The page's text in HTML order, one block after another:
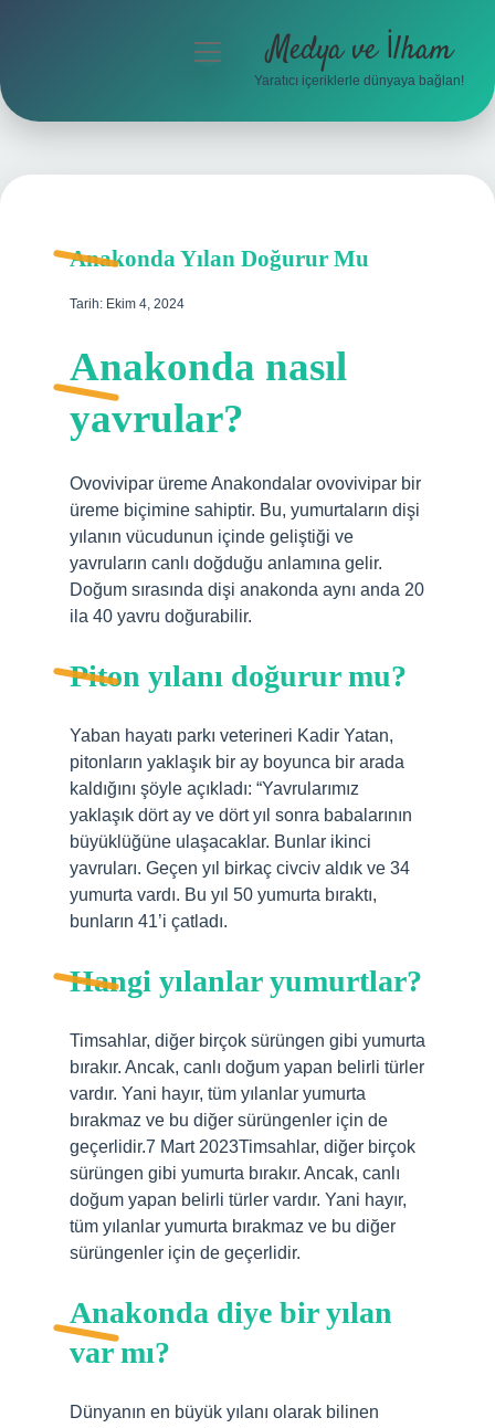
Hakkımızda
menüyü
Medya ve İlham
Yaratıcı içeriklerle dünyaya bağlan!
Anakonda Yılan Doğurur Mu
Tarih: Ekim 4, 2024
Anakonda nasıl
yavrular?
Ovovivipar üreme Anakondalar ovovivipar bir
üreme biçimine sahiptir. Bu, yumurtaların dişi
yılanın vücudunun içinde geliştiği ve
yavruların canlı doğduğu anlamına gelir.
Doğum sırasında dişi anakonda aynı anda 20
ila 40 yavru doğurabilir.
Piton yılanı doğurur mu?
Yaban hayatı parkı veterineri Kadir Yatan,
pitonların yaklaşık bir ay boyunca bir arada
kaldığını şöyle açıkladı: “Yavrularımız
yaklaşık dört ay ve dört yıl sonra babalarının
büyüklüğüne ulaşacaklar. Bunlar ikinci
yavruları. Geçen yıl birkaç civciv aldık ve 34
yumurta vardı. Bu yıl 50 yumurta bıraktı,
bunların 41’i çatladı.
Hangi yılanlar yumurtlar?
Timsahlar, diğer birçok sürüngen gibi yumurta
bırakır. Ancak, canlı doğum yapan belirli türler
vardır. Yani hayır, tüm yılanlar yumurta
bırakmaz ve bu diğer sürüngenler için de
geçerlidir.7 Mart 2023Timsahlar, diğer birçok
sürüngen gibi yumurta bırakır. Ancak, canlı
doğum yapan belirli türler vardır. Yani hayır,
tüm yılanlar yumurta bırakmaz ve bu diğer
sürüngenler için de geçerlidir.
Anakonda diye bir yılan
var mı?
Dünyanın en büyük yılanı olarak bilinen